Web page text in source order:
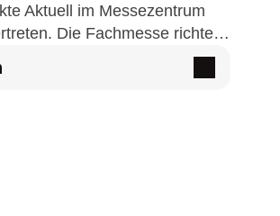
Aktuell im Messezentrum
Die Fachmesse richtet
u…